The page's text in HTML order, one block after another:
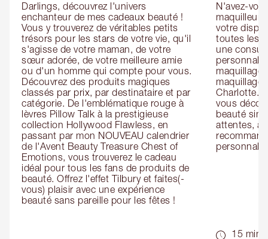
Darlings, découvrez l'univers
enchanteur de mes cadeaux beauté !
Vous y trouverez de véritables petits
trésors pour les stars de votre vie, qu'il
s'agisse de votre maman, de votre
sœur adorée, de votre meilleure amie
ou d'un homme qui compte pour vous.
Découvrez des produits magiques
classés par prix, par destinataire et par
catégorie. De l'emblématique rouge à
lèvres Pillow Talk à la prestigieuse
collection Hollywood Flawless, en
passant par mon NOUVEAU calendrier
de l'Avent Beauty Treasure Chest of
Emotions, vous trouverez le cadeau
idéal pour tous les fans de produits de
beauté. Offrez l'effet Tilbury et faites(-
vous) plaisir avec une expérience
beauté sans pareille pour les fêtes !
N'avez-
maquilleur
votre
toutes les
une
maquillage
maquillage
Charlotte.
vous
beauté
attentes,
15 min -